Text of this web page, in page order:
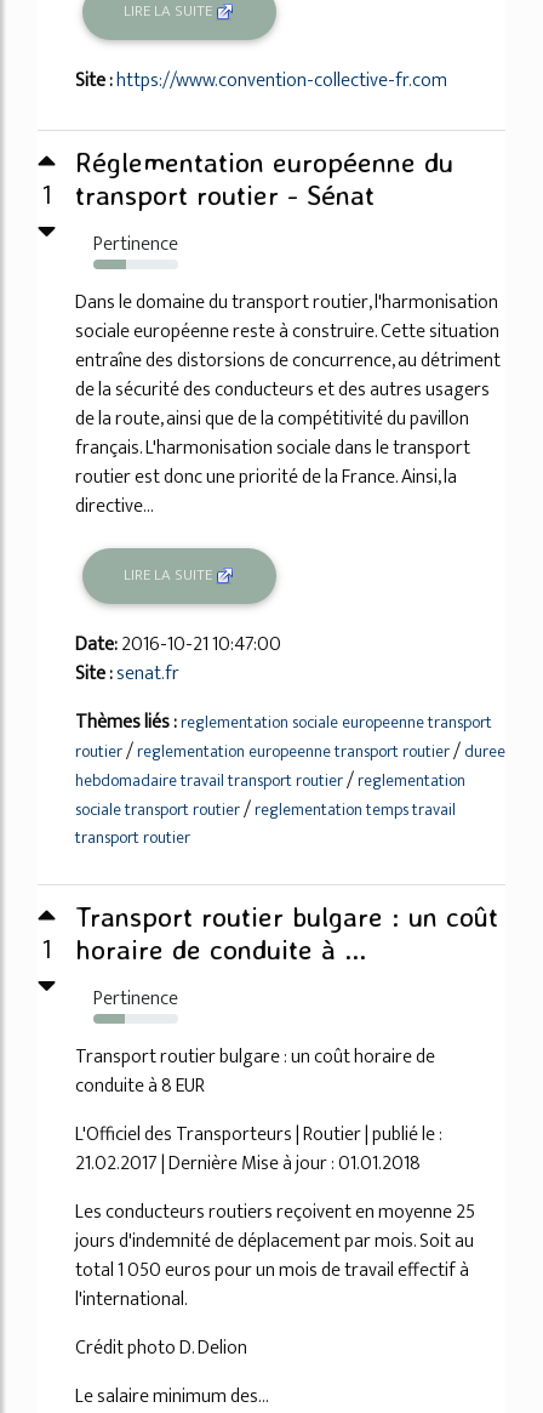
LIRE LA SUITE
Site :https://www.convention-collective-fr.com
1
Réglementation européenne du
transport routier - Sénat
Pertinence
38%
Dans le domaine du transport routier, l'harmonisation
sociale européenne reste à construire. Cette situation
entraîne des distorsions de concurrence, au détriment
de la sécurité des conducteurs et des autres usagers
de la route, ainsi que de la compétitivité du pavillon
français. L'harmonisation sociale dans le transport
routier est donc une priorité de la France. Ainsi, la
directive...
LIRE LA SUITE
Date:2016-10-21 10:47:00
Site :senat.fr
Thèmes liés :reglementation sociale europeenne transport
routier/reglementation europeenne transport routier/duree
hebdomadaire travail transport routier/reglementation
sociale transport routier/reglementation temps travail
transport routier
1
Transport routier bulgare : un coût
horaire de conduite à ...
Pertinence
37%
Transport routier bulgare : un coût horaire de
conduite à 8 EUR
L'Officiel des Transporteurs | Routier | publié le :
21.02.2017 | Dernière Mise à jour : 01.01.2018
Les conducteurs routiers reçoivent en moyenne 25
jours d'indemnité de déplacement par mois. Soit au
total 1 050 euros pour un mois de travail effectif à
l'international.
Crédit photo D. Delion
Le salaire minimum des...